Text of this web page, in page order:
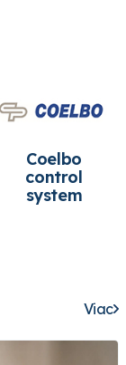
Coelbo
control
system
Viac